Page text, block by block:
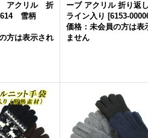
アクリル 折
雪柄
方は表示され
ーブ アクリル 折り返
ライン入り [6153-
価格：未会員の方は表
ません